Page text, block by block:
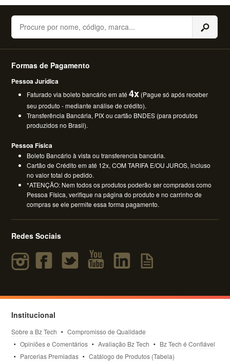
Buscar
Formas de Pagamento
Pessoa Jurídica
Faturado via boleto bancário em até4x (Pague só após receber
seu produto - mediante análise de crédito).
Transferência Bancária, PIX ou cartão BNDES (para produtos
produzidos no Brasil).
Pessoa Física
Boleto Bancário à vista ou transferencia bancária.
Cartão de Crédito em até 12x, COM TARIFA E/OU JUROS, incluso
no valor total do pedido.
*ATENÇÃO: Nem todos os produtos poderão ser comprados como
Pessoa Física, verifique na página do produto e no carrinho de
compras se ele permite essa forma pagamento.
Redes Sociais
Institucional
Sobre a Bz Tech
Compromisso de Qualidade
Opiniões e Comentários
Avaliação Bz Tech
Bz Tech é Confiável
Parcerias Premiadas
Catálogo de Produtos (Tabela)